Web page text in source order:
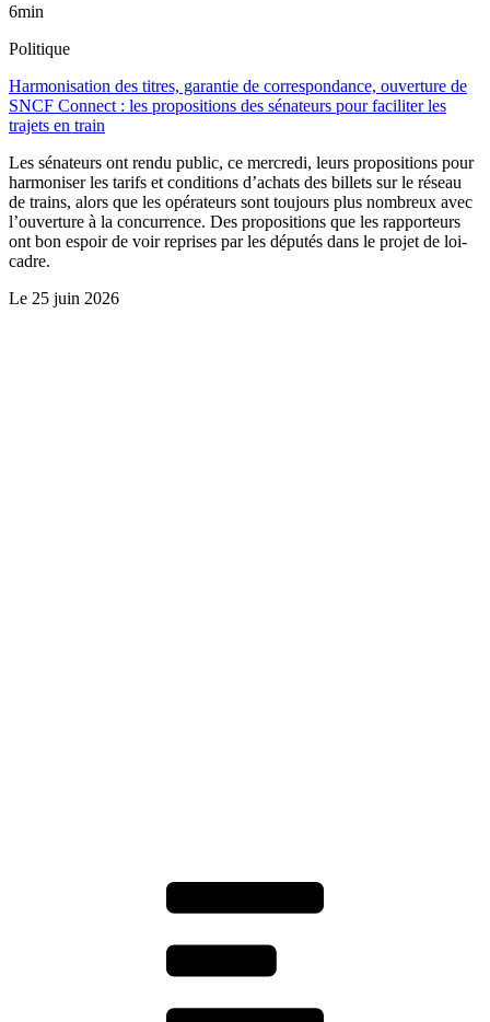
6min
Politique
Harmonisation des titres, garantie de correspondance, ouverture de
SNCF Connect : les propositions des sénateurs pour faciliter les
trajets en train
Les sénateurs ont rendu public, ce mercredi, leurs propositions pour
harmoniser les tarifs et conditions d’achats des billets sur le réseau
de trains, alors que les opérateurs sont toujours plus nombreux avec
l’ouverture à la concurrence. Des propositions que les rapporteurs
ont bon espoir de voir reprises par les députés dans le projet de loi-
cadre.
Le 25 juin 2026